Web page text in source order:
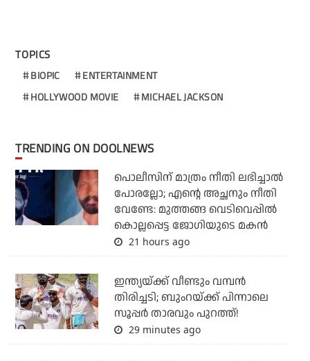
TOPICS
BIOPIC
ENTERTAINMENT
HOLLYWOOD MOVIE
MICHAEL JACKSON
TRENDING ON DOOLNEWS
പൊലീസിന് മാത്രം നീതി ലഭിച്ചാല്‍
പോരല്ലോ; എന്റെ അച്ഛനും നീതി
വേണ്ടേ: മുത്തങ്ങ വെടിവെപ്പില്‍
കൊല്ലപ്പെട്ട ജോഗിയുടെ മകന്‍
21 hours ago
ഇന്ത്യയ്ക്ക് വീണ്ടും വമ്പന്‍
തിരിച്ചടി; ബുംറയ്ക്ക് പിന്നാലെ
സൂപ്പര്‍ താരവും പുറത്ത്!
29 minutes ago